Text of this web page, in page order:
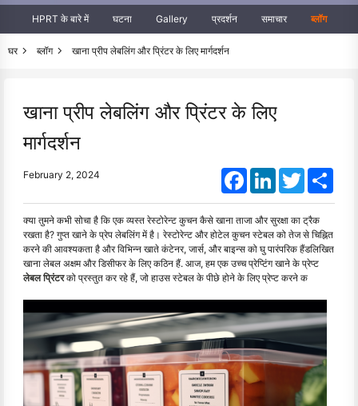
HPRT के बारे में घटना Gallery प्रदर्शन समाचार ब्लॉग
घर ब्लॉग खाना प्रीप लेबलिंग और प्रिंटर के लिए मार्गदर्शन
खाना प्रीप लेबलिंग और प्रिंटर के लिए
मार्गदर्शन
February 2, 2024 FacebookLinkedInTwitter
क्या तुमने कभी सोचा है कि एक व्यस्त रेस्टोरेन्ट कुचन कैसे खाना ताजा और सुरक्षा का ट्रैक
रखता है? गुप्त खाने के प्रेप लेबलिंग में है। रेस्टोरेन्ट और होटेल कुचन स्टेबल को तेज से चिह्नित
करने की आवश्यकता है और विभिन्न खाते कंटेनर, जार्स, और बाइन्स को घु पारंपरिक हैंडलिखित
खाना लेबल अक्षम और डिसीफर के लिए कठिन हैं. आज, हम एक उच्च प्रेप्टिंग खाने के प्रेप्ट
लेबल प्रिंटरको प्रस्तुत कर रहे हैं, जो हाउस स्टेबल के पीछे होने के लिए प्रेप्ट करने क